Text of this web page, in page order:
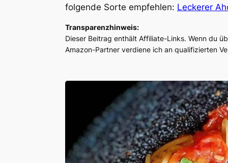
folgende Sorte empfehlen: Leckerer
Transparenzhinweis:
Dieser Beitrag enthält Affiliate-Links. Wenn du
Amazon-Partner verdiene ich an qualifizierten